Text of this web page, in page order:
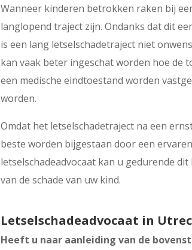
Wanneer kinderen betrokken raken bij
langlopend traject zijn. Ondanks dat dit
is een lang letselschadetraject niet
kan vaak beter ingeschat worden hoe de
een medische eindtoestand worden
worden.
Omdat het letselschadetraject na een
beste worden bijgestaan door een
letselschadeadvocaat kan u gedurende
van de schade van uw kind.
Letselschadeadvocaat in
Heeft u naar aanleiding van de